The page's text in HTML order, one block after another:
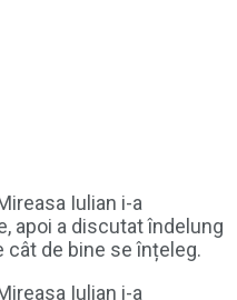
Iulian i-a
apoi a discutat îndelung
cât de bine se înțeleg.
Iulian i-a